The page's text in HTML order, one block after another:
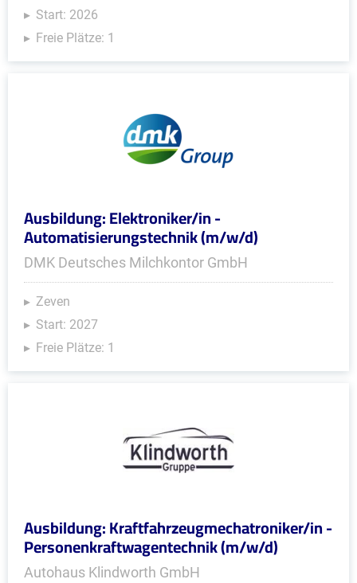
Start: 2026
Freie Plätze: 1
Ausbildung: Elektroniker/in -
Automatisierungstechnik (m/w/d)
DMK Deutsches Milchkontor GmbH
Zeven
Start: 2027
Freie Plätze: 1
Ausbildung: Kraftfahrzeugmechatroniker/in -
Personenkraftwagentechnik (m/w/d)
Autohaus Klindworth GmbH